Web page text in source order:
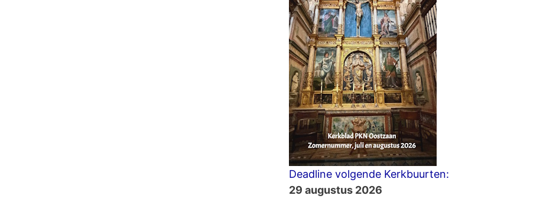
Deadline volgende Kerkbuurten:
29 augustus 2026